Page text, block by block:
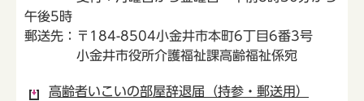
午後5時
郵送先：〒184-8504小金井市本町6丁目6番3号
小金井市役所介護福祉課高齢福祉係宛
高齢者いこいの部屋辞退届（持参・郵送用）